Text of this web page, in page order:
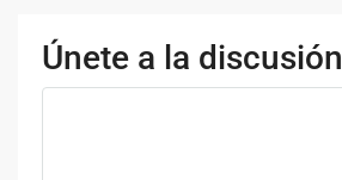
Únete a la discusión